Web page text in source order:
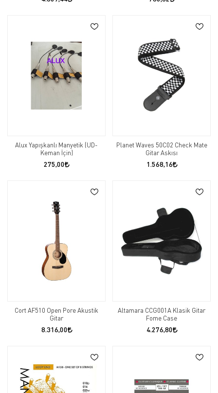
Alux Yapışkanlı Manyetik (UD-
Keman İçin)
275,00
Planet Waves 50C02 Check Mate
Gitar Askısı
1.568,16
Cort AF510 Open Pore Akustik
Gitar
8.316,00
Altamara CCG001A Klasik Gitar
Fome Case
4.276,80